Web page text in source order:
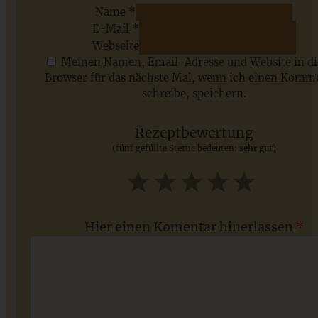
Saisonale Rezepte im Juli - meine 7 sommerlichen
Name *
E-Mail *
Webseite
Meinen Namen, Email-Adresse und Website in
Browser für das nächste Mal, wenn ich einen
schreibe, speichern.
Rezeptbewertung
(fünf gefüllte Sterne bedeuten: sehr gut )
Hier einen Komentar hinerlassen *